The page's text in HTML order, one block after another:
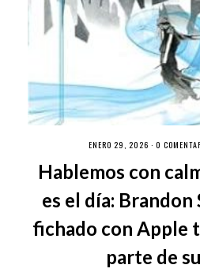
ENERO 29, 2026 · 0
Hablemos con
es el día: Brandon
fichado con Apple
parte de